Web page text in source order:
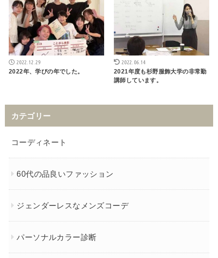
2022.12.29
2022年、学びの年でした。
2022.06.14
2021年度も杉野服飾大学の非常勤
講師しています。
カテゴリー
コーディネート
60代の品良いファッション
ジェンダーレスなメンズコーデ
パーソナルカラー診断